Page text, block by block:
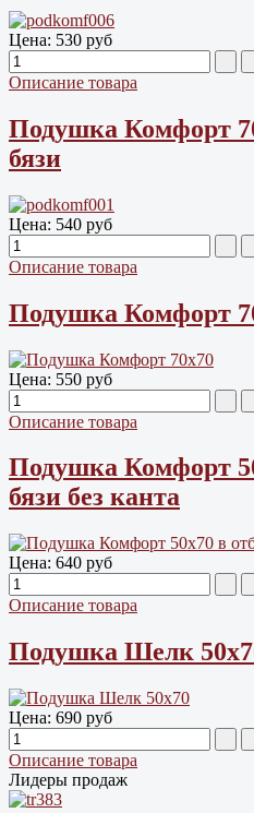
Цена: 530 руб
Описание товара
Подушка Комфорт
бязи
Цена: 540 руб
Описание товара
Подушка Комфорт
Цена: 550 руб
Описание товара
Подушка Комфорт
бязи без канта
Цена: 640 руб
Описание товара
Подушка Шелк
Цена: 690 руб
Описание товара
Лидеры продаж